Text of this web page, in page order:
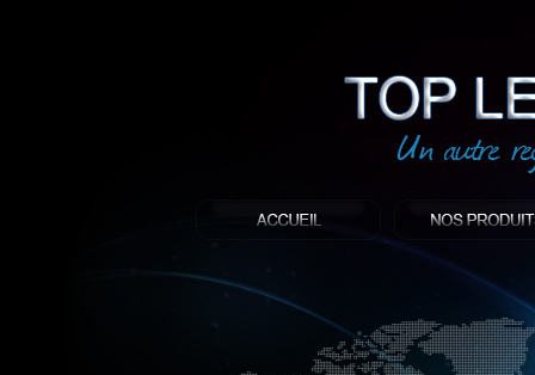
: Top led world
Produit décoratif led
Objet publicitaire led
éclairage blanc led
Enseigne publicitaire